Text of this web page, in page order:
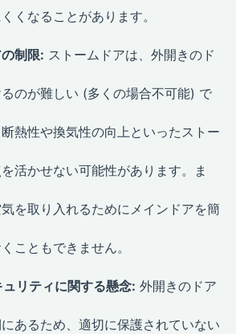
くなることがあります。
制限: ストームドアは、外開きのド
のが難しい (多くの場合不可能) で
熱性や換気性の向上といったストー
活かせない可能性があります。ま
を取り入れるためにメインドアを簡
こともできません。
リティに関する懸念: 外開きのドア
あるため、適切に保護されていない